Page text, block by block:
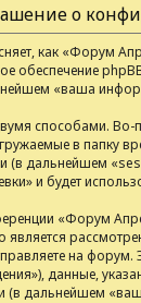
о
как «Форум
обеспечение
«ваша
способами. Во-
в папку
(в дальнейшем
и будет
«Форум
является
на
данные,
(в дальнейшем